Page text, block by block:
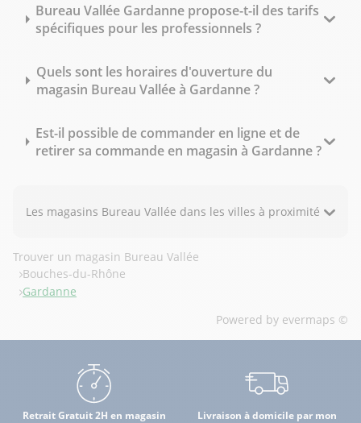
Bureau Vallée Gardanne propose-t-il des tarifs
spécifiques pour les professionnels ?
Quels sont les horaires d'ouverture du
magasin Bureau Vallée à Gardanne ?
Est-il possible de commander en ligne et de
retirer sa commande en magasin à Gardanne ?
Les magasins Bureau Vallée dans les villes à proximité
Trouver un magasin Bureau Vallée
Bouches-du-Rhône
Gardanne
Powered by evermaps ©
Retrait Gratuit 2H en magasin
Livraison à domicile par mon